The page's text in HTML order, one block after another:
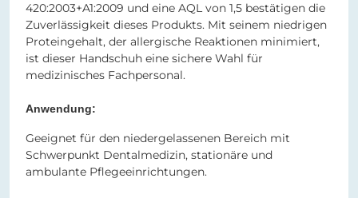
420:2003+A1:2009 und eine AQL von 1,5 bestätigen die
Zuverlässigkeit dieses Produkts. Mit seinem niedrigen
Proteingehalt, der allergische Reaktionen minimiert,
ist dieser Handschuh eine sichere Wahl für
medizinisches Fachpersonal.
Anwendung:
Geeignet für den niedergelassenen Bereich mit
Schwerpunkt Dentalmedizin, stationäre und
ambulante Pflegeeinrichtungen.